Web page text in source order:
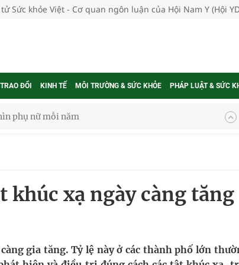
Sức khỏe Việt - Cơ quan ngôn luận của Hội Nam Y (Hội
ĐỔI KINH TẾ MÔI TRƯỜNG & SỨC KHỎE PHÁP LUẬT & SỨC
phụ nữ mỗi năm
nhiệt độ cao nhất 35 độ
khám sàng lọc cho người dân
khúc xạ ngày càng tăng
gia tăng. Tỷ lệ này ở các thành phố lớn